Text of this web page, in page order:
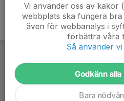
Vi använder oss av kakor
webbplats ska fungera
även för webbanalys i
förbättra våra
Så använder
Godkänn
Bara